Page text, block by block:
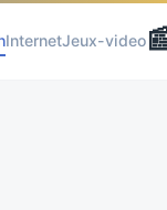
InternetJeux-video